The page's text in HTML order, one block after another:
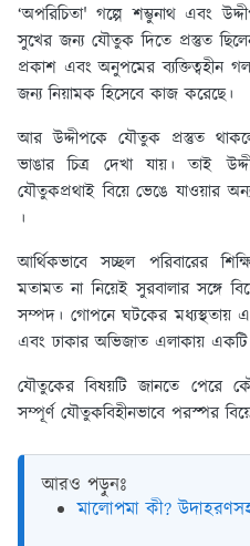
‘অপরিচিতা' গল্পে শম্ভুনাথ এবং
সুখের জন্য যৌতুক দিতে প্রস্তুত
প্রকাশ এবং অনুপমের ব্যক্তিত্বহীন
জন্য নিয়ামক হিসেবে কাজ করেছে।
আর উদ্দীপকে যৌতুক প্রস্তুত
ভাঙার চিত্র দেখা যায়। তাই
যৌতুকপ্রথাই বিয়ে ভেঙে যাওয়ার
।
আর্থিকভাবে সচ্ছল পরিবারের
মতামত না নিয়েই সুরবালার সঙ্গে
সম্পদ। গোপনে ঘটকের মধ্যস্থতায়
এবং ঢাকার অভিজাত এলাকায় একটি
যৌতুকের বিষয়টি জানতে পেরে
সম্পূর্ণ যৌতুকবিহীনভাবে পরস্পর
আরও পড়ুনঃ
মালোপমা কী?